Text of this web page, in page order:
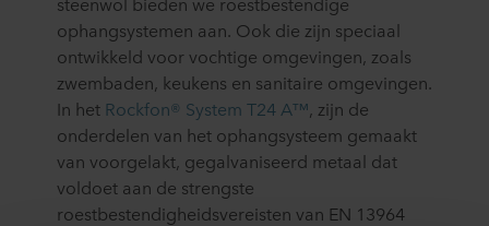
ophangsystemen aan. Ook die zijn speciaal
ontwikkeld voor vochtige omgevingen, zoals
zwembaden, keukens en sanitaire omgevingen.
In het Rockfon® System T24 A™, zijn de
onderdelen van het ophangsysteem gemaakt
van voorgelakt, gegalvaniseerd metaal dat
voldoet aan de strengste
roestbestendigheidsvereisten van EN 13964